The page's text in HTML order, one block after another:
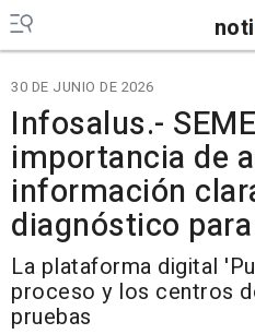
noti
30 DE JUNIO DE 2026
Infosalus.-
importancia de
información
diagnóstico
La plataforma digital
proceso y los centros
pruebas